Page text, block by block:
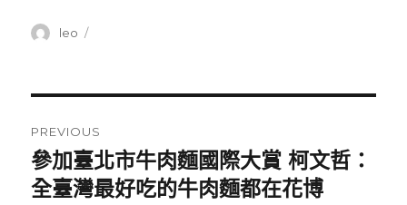
Author
leo
navigation
PREVIOUS
Previous
post:
參加臺北市牛肉麵國際大賞 柯文哲：
全臺灣最好吃的牛肉麵都在花博